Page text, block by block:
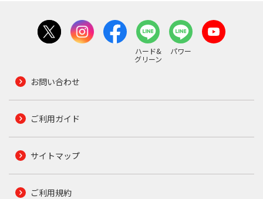
ハード&
グリーン
パワー
お問い合わせ
ご利用ガイド
サイトマップ
ご利用規約